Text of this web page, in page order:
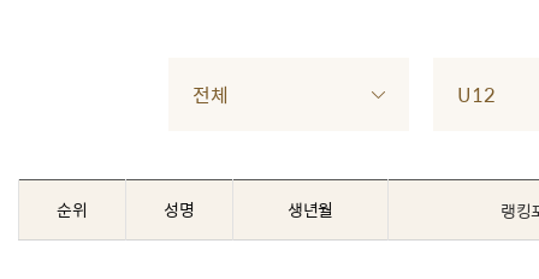
전체 U12
순위 성명 생년월 랭킹